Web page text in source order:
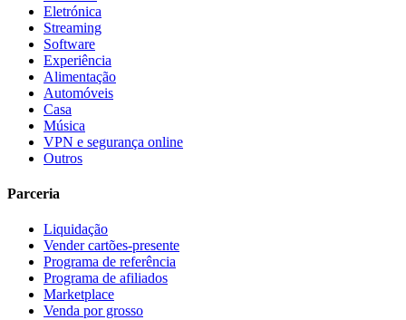
Eletrónica
Streaming
Software
Experiência
Alimentação
Automóveis
Casa
Música
VPN e segurança online
Outros
Parceria
Liquidação
Vender cartões-presente
Programa de referência
Programa de afiliados
Marketplace
Venda por grosso